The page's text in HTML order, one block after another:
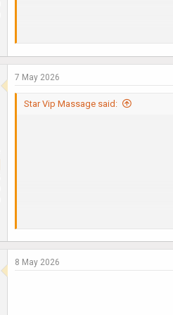
41 Nguyễn Như Uyên – Cầu Giấy
7 May 2026
Star Vip Massage said:
8 May 2026